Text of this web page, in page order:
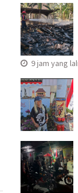
9 jam yang